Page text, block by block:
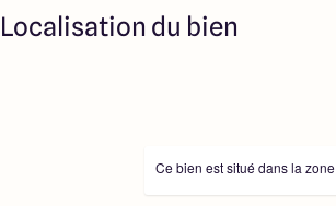
Localisation du bien
Ce bien est situé dans la zone